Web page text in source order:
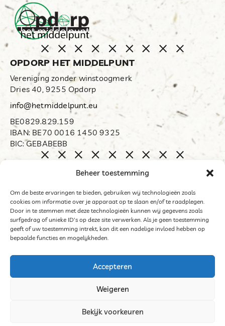
Beheer toestemming
Om de beste ervaringen te bieden, gebruiken wij technologieën zoals
cookies om informatie over je apparaat op te slaan en/of te raadplegen.
Door in te stemmen met deze technologieën kunnen wij gegevens zoals
surfgedrag of unieke ID's op deze site verwerken. Als je geen toestemming
geeft of uw toestemming intrekt, kan dit een nadelige invloed hebben op
bepaalde functies en mogelijkheden.
Accepteren
Weigeren
Bekijk voorkeuren
OPDORP HET MIDDELPUNT
Vereniging zonder winstoogmerk
Dries 40, 9255 Opdorp
info@hetmiddelpunt.eu
BE0829.829.159
IBAN: BE70 0016 1450 9325
BIC: GEBABEBB
Restart
Organisator
Word mecenas
Archief
Algemene voorwaarden deelnemers tentoonstelling